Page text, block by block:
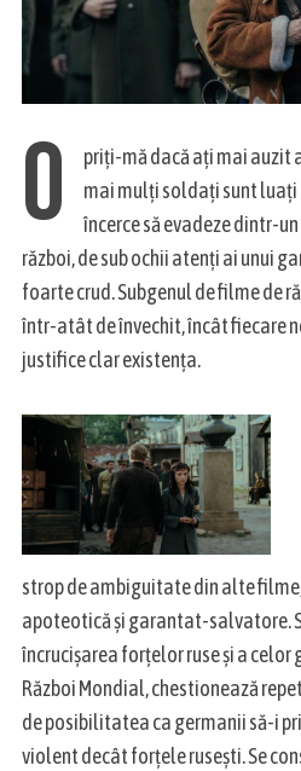
O
priți-mă dacă ați mai auzit
mai mulți soldați sunt luați
încerce să evadeze dintr-
război, de sub ochii atenți ai unui
foarte crud. Subgenul de filme de
într-atât de învechit, încât fiecare
justifice clar existența.
strop de ambiguitate din alte
apoteotică și garantat-salvatore.
încrucișarea forțelor ruse și a celor
Război Mondial, chestionează
de posibilitatea ca germanii să-i
violent decât forțele rusești. Se